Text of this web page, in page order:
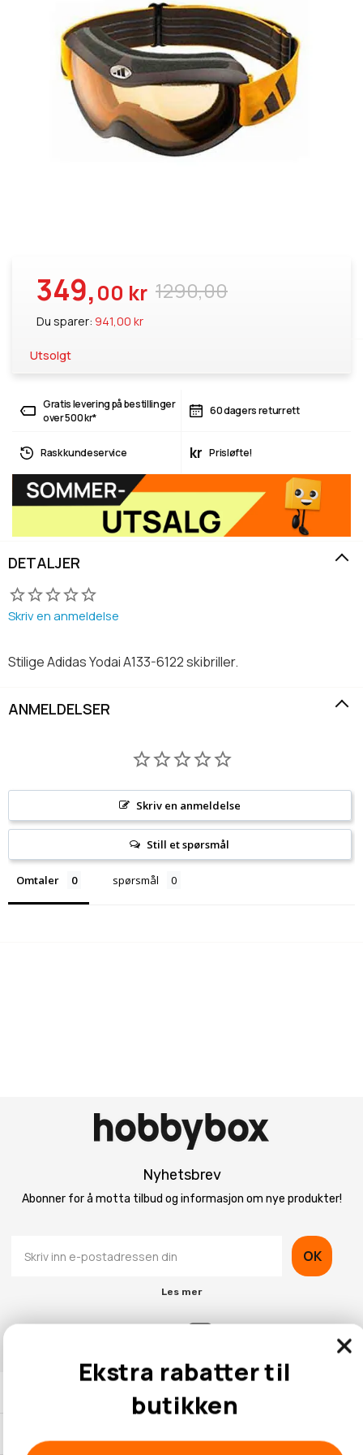
1290,00
349,00 kr
Du sparer: 941,00 kr
Utsolgt
Gratis levering på bestillinger
over 500 kr*
60 dagers returrett
Rask kundeservice kr Prisløfte!
DETALJER
Skriv en anmeldelse
Stilige Adidas Yodai A133-6122 skibriller.
ANMELDELSER
Skriv en anmeldelse
Still et spørsmål
Omtaler spørsmål
Nyhetsbrev
Abonner for å motta tilbud og informasjon om nye produkter!
OK
Les mer
Ekstra rabatter til
butikken